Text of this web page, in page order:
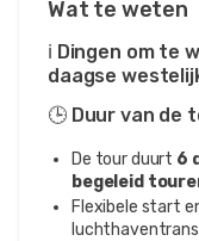
Wat te weten
ℹ️ Dingen om te
daagse
🕒 Duur van de
De tour duurt 6
begeleid
Flexibele start